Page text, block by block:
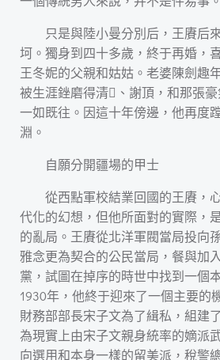
只是與陸小曼分別后，王賡后
坷。獨身到四十多歲，終于再婚，
王冬妮的父親和姑姑。老婆陳劍趣
被生涯銼磨得清、謝頂，和那張
一如既往。因這十年傍邊，他再度
淵。
自願分開疆場的甲士
從西點軍校結業回國的王賡，
代化的幻想，但他所面對的實際，
的亂局。王賡從北洋軍閥當局投向
雅念更為契合的公民當局，餐與加
黨，試圖在掉序的時世中找到一個
1930年，他終于迎來了一個主要的
財務部部長宋子文為了緝私，組建
為現實上由宋子文親身統率的嫡派
向選用和本身一樣的留美派，稅警